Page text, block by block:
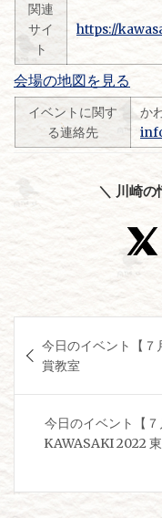
関連
サイ
ト
https://
会場の地図を見る
イベントに関す
る連絡先
か
＼ 川崎の
投
稿
ナ
今日のイベント【７
賞教室
今日のイベント【
KAWASAKI 2022